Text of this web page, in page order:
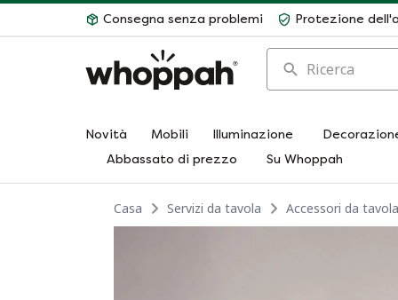
Consegna senza problemi Protezione
Ricerca
Novità Mobili Illuminazione
Abbassato di prezzo
Su Whoppah
Casa Servizi da tavola Accessori da tavola